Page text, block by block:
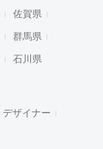
佐賀県
群馬県
石川県
デザイナー